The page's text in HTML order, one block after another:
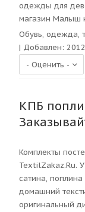
одежды для
магазин Малыш
Обувь, одежда,
| Добавлен:
КПБ
Комплекты
TextilZakaz.Ru.
сатина,
домашний
оригинальный